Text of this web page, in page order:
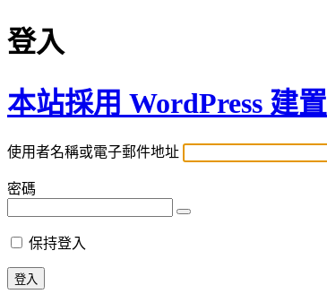
登入
本站採用 WordPress 建置
使用者名稱或電子郵件地址
密碼
保持登入